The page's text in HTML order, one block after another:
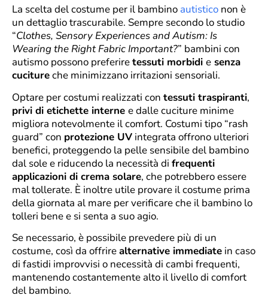
La scelta del costume per il bambino autistico non è
un dettaglio trascurabile. Sempre secondo lo studio
“Clothes, Sensory Experiences and Autism: Is
Wearing the Right Fabric Important?” bambini con
autismo possono preferiretessuti morbidi e senza
cucitureche minimizzano irritazioni sensoriali.
Optare per costumi realizzati con tessuti traspiranti,
privi di etichette interne e dalle cuciture minime
migliora notevolmente il comfort. Costumi tipo “rash
guard” con protezione UV integrata offrono ulteriori
benefici, proteggendo la pelle sensibile del bambino
dal sole e riducendo la necessità di frequenti
applicazioni di crema solare, che potrebbero essere
mal tollerate. È inoltre utile provare il costume prima
della giornata al mare per verificare che il bambino lo
tolleri bene e si senta a suo agio.
Se necessario, è possibile prevedere più di un
costume, così da offrirealternative immediate in caso
di fastidi improvvisi o necessità di cambi frequenti,
mantenendo costantemente alto il livello di comfort
del bambino.